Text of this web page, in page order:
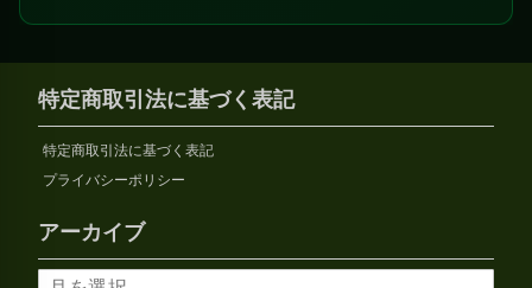
特定商取引法に基づく表記
特定商取引法に基づく表記
プライバシーポリシー
アーカイブ
ア